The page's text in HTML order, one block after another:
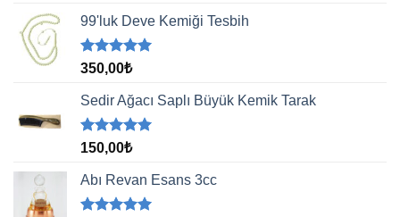
aldı
99'luk Deve Kemiği Tesbih
5 üzerinden
aldı
350,00₺
Sedir Ağacı Saplı Büyük Kemik Tarak
5 üzerinden
aldı
150,00₺
Abı Revan Esans 3cc